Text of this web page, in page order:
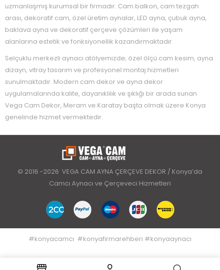
uzmanlaşmış kurumsal bir firmadır. Cam balkon, cam tezgah
arası, dekoratif cam, özel üretim aynalar, LED ayna, çubuk ayna,
baklava ayna ve dekoratif çerçeve çözümleri ile yaşam
alanlarına estetik ve fonksiyonellik kazandırmaktadır.
Selçuklu merkezli aynacı atölyemizde; özel ölçü cam kesim, ayna
dizayn, vitray tasarım ve profesyonel montaj hizmetleri
sunulmaktadır. Modern cam dekor ve ayna dekor
uygulamalarında kalite, dayanıklılık ve şıklığı bir arada sunan
Vega Cam Dekor, Meram ve Karatay başta olmak üzere Konya
genelinde hizmet vermektedir.
© 2016 -2026 VEGA CAM AYNA ÇERÇEVE DEKOR / Konya’da
Camcı Aynacı ve Çerçeveci Hizmetleri
#konyacamcı #konyafirmarehberi #konyaaynacı